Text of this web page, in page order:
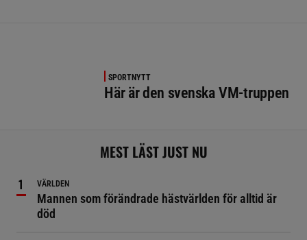
SPORTNYTT
Här är den svenska VM-truppen
MEST LÄST JUST NU
VÄRLDEN
Mannen som förändrade hästvärlden för alltid är
död